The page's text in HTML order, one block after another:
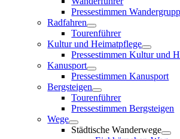
Pressestimmen
Radfahren
Tourenführer
Kultur und Heimatpflege
Pressestimmen Kultur und
Kanusport
Pressestimmen Kanusport
Bergsteigen
Tourenführer
Pressestimmen Bergsteigen
Wege
Städtische Wanderwege